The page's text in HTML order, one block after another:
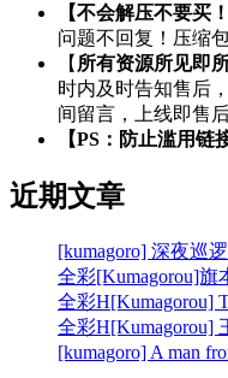
【不会解压不要买！
问题不回复！压缩
【 所有资源所见即
时内及时告知售后
间留言，上线即售后
【PS：防止滥用链
近期文章
[kumagoro] 深夜巡
全彩[Kumagorou]旗
全彩H[Kumagorou]
全彩H[Kumagorou]
[kumagoro] A man